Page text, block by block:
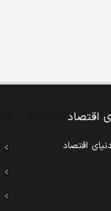
اقتصاد
اقتصاد